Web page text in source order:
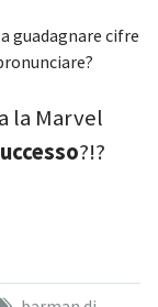
guadagnare cifre
la Marvel
?!?